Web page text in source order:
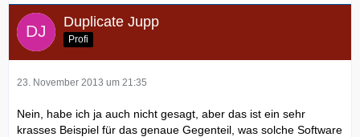
Duplicate Jupp
Profi
23. November 2013 um 21:35
Nein, habe ich ja auch nicht gesagt, aber das ist ein sehr
krasses Beispiel für das genaue Gegenteil, was solche Software